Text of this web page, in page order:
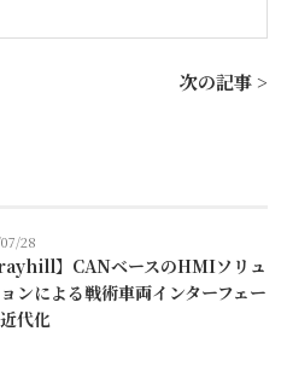
次の記事 >
28
】CANベースのHMIソリュ
ンによる戦術車両インターフェー
代化